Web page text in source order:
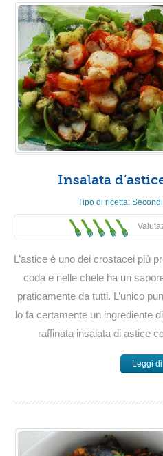
Insalata
Tipo di ricetta: Secondi
L’astice è uno dei crostacei più
coda e nelle chele ha un
praticamente da tutti. L’unico
lo fa certamente un ingrediente
raffinata insalata di astice
Leggi